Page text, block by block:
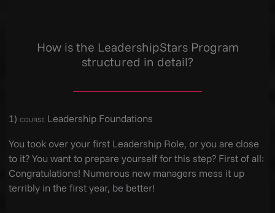
How is the LeadershipStars Program
structured in detail?
1) COURSELeadership Foundations
You took over your first Leadership Role, or you are close
to it? You want to prepare yourself for this step? First of all:
Congratulations! Numerous new managers mess it up
terribly in the first year, be better!